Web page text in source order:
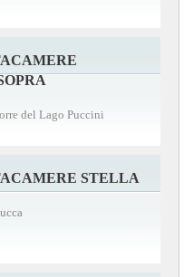
del Lago Puccini
STELLA